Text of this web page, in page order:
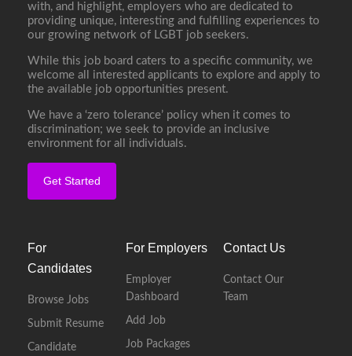
with, and highlight, employers who are dedicated to
providing unique, interesting and fulfilling experiences to
our growing network of LGBT job seekers.
While this job board caters to a specific community, we
welcome all interested applicants to explore and apply to
the available job opportunities present.
We have a ‘zero tolerance’ policy when it comes to
discrimination; we seek to provide an inclusive
environment for all individuals.
Get Started
For
Candidates
Browse Jobs
Submit Resume
Candidate
For Employers
Employer
Dashboard
Add Job
Job Packages
Contact Us
Contact Our
Team